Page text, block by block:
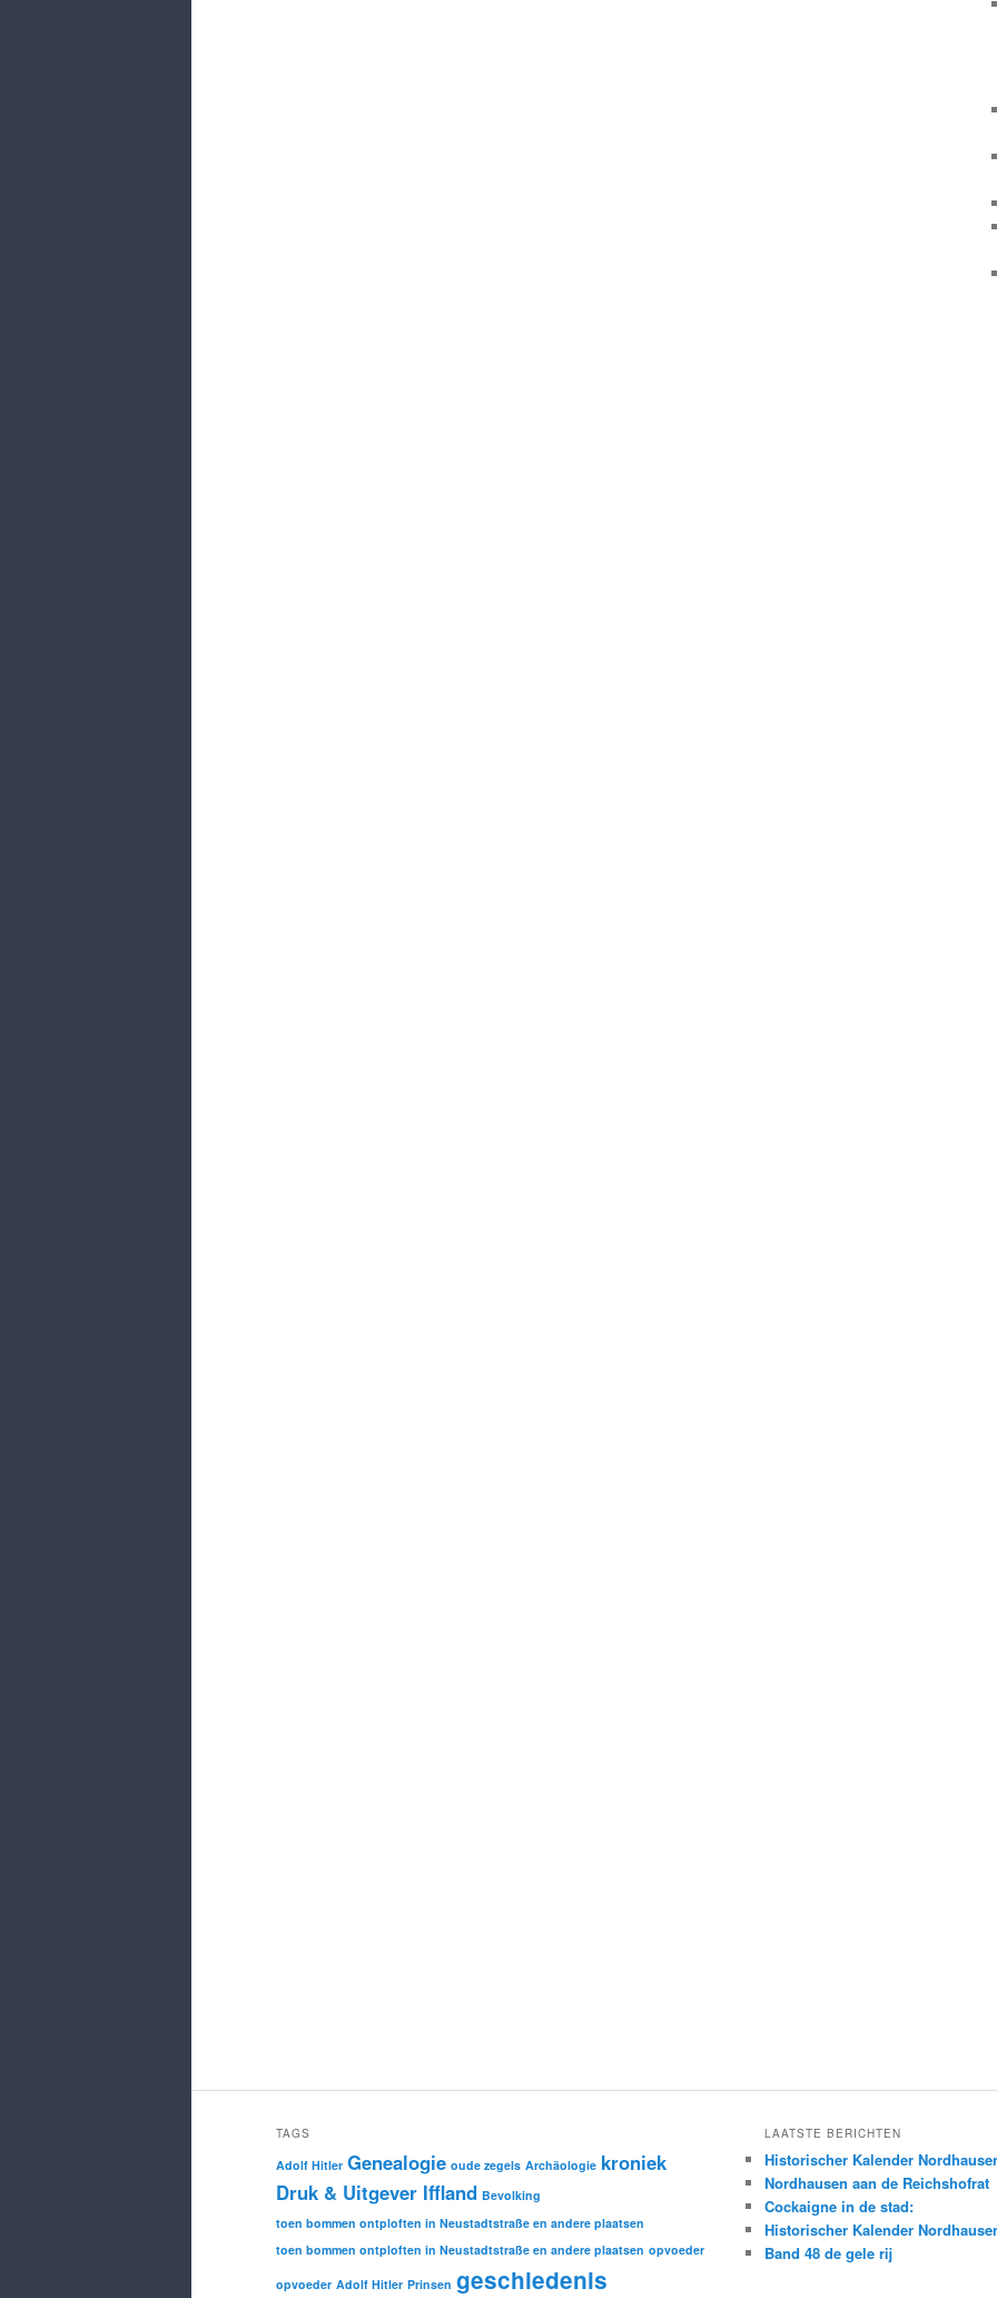
TAGS
Adolf Hitler Genealogie oude zegels Archäologie kroniek
Druk & Uitgever Iffland Bevolking
toen bommen ontploften in Neustadtstraße en andere plaatsen
toen bommen ontploften in Neustadtstraße en andere plaatsen opvoeder
opvoeder Adolf Hitler Prinsen geschiedenis
LAATSTE BERICHTEN
Historischer Kalender
Nordhausen aan de Reichshofrat
Cockaigne in de stad:
Historischer Kalender
Band 48 de gele rij